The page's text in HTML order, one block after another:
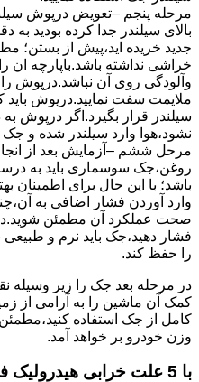
مرحله پنجم –تعویض درپوش
بالای سیلندر جدا کرده بودید
جدید خریده اید،پیش از بستن؛
خراشی نداشته باشد.باپارچه ان
وآلودگی روی آن نباشد.درپوش را
ملایمت سفت نمایید.درپوش
سیلندر قرار بگیرد.اگر درپوش
نشود،هوا وارد سیلندر شده و
مرحل ششم –آزمایش بعد از
روغن،جک سوسماری باید به
باشد؛ با این حال برای
وارد آوردن فشار اضافی به
صحت عملکرد آن مطمئن
فشار دهید،جک باید نرم و طبیعی
را حفظ کند.
در مرحله بعد جک را زیر وسیله
کمک آن ماشین را به آرامی از
کامل از جک استفاده
وزن خودرو بر خواهد آمد.
با 5 علت خرابی هیدرولیک فرمان آشنا شوید